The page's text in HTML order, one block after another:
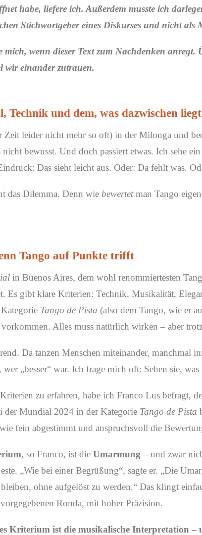
habe, liefere ich. Außerdem musste ich
Stichwortgeber eines Diskurses und nicht als
mich, wenn dieser Text zum Nachdenken anregt.
wir einander zutrauen.
Technik und dem, was dazwischen liegt
Zeit leider nicht mehr so oft) in der Milonga und
bewusst. Und doch passiert etwas. Ich sehe
Das sieht leicht aus. Oder: Da fehlt was.
das Dilemma. Denn wie bewertetman Tango
Tango auf Punkte trifft
in Buenos Aires, dem wohl renommiertesten
Es gibt klare Kriterien: Technik, Musikalität,
Tango de Pista (also dem Tango, wie er
Alles muss natürlich wirken – aber
Da tanzen Menschen miteinander, manchmal
wer „besser“ war. Ich frage mich oft: Sehen sie,
zu erfahren, habe ich Franco Lus befragt,
der Mundial 2024 in der Kategorie Tango de Pista
fein abgestimmt und anspruchsvoll die
, so Franco, ist die Umarmung – und zwar
„Wie bei einer Begrüßung“, sagte er. „Die
ohne aufgelöst zu werden.“ Das klingt
Ronda, mit hoher Präzision.
Kriterium ist die musikalische Interpretation –